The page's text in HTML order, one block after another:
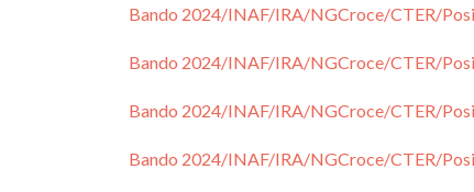
Bando 2024/INAF/IRA/NGCroce/CTER/
Bando 2024/INAF/IRA/NGCroce/CTER/
Bando 2024/INAF/IRA/NGCroce/CTER/
Bando 2024/INAF/IRA/NGCroce/CTER/